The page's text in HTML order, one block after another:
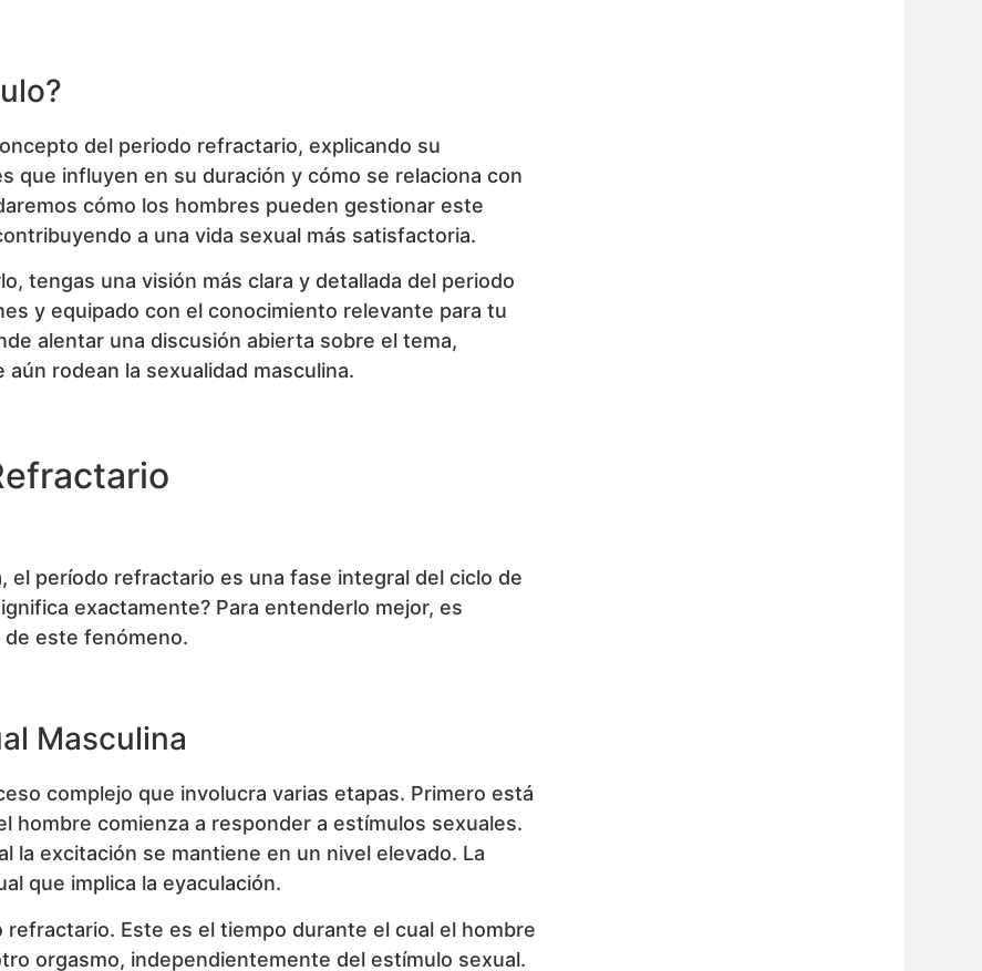
del periodo refractario, explicando su
que influyen en su duración y cómo se relaciona con
cómo los hombres pueden gestionar este
a una vida sexual más satisfactoria.
tengas una visión más clara y detallada del periodo
y equipado con el conocimiento relevante para tu
alentar una discusión abierta sobre el tema,
rodean la sexualidad masculina.
el período refractario es una fase integral del ciclo de
exactamente? Para entenderlo mejor, es
este fenómeno.
Masculina
complejo que involucra varias etapas. Primero está
hombre comienza a responder a estímulos sexuales.
la excitación se mantiene en un nivel elevado. La
que implica la eyaculación.
Este es el tiempo durante el cual el hombre
orgasmo, independientemente del estímulo sexual.